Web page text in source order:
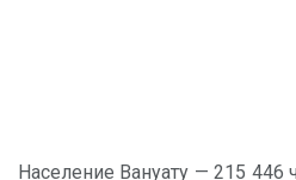
Население Вануату — 215 446